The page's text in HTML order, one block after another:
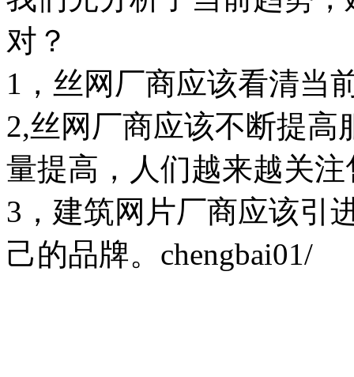
对？
1，丝网厂商应该看清当
2,丝网厂商应该不断提
量提高，人们越来越关
3，建筑网片厂商应该引
己的品牌。chengbai01/